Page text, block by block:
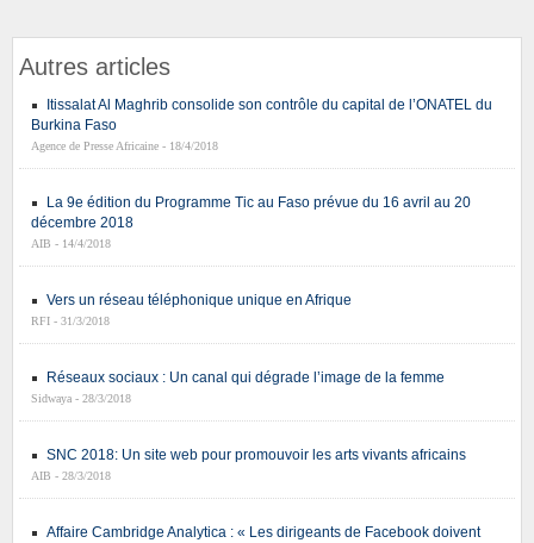
Autres articles
Itissalat Al Maghrib consolide son contrôle du capital de l’ONATEL du
Burkina Faso
Agence de Presse Africaine - 18/4/2018
La 9e édition du Programme Tic au Faso prévue du 16 avril au 20
décembre 2018
AIB - 14/4/2018
Vers un réseau téléphonique unique en Afrique
RFI - 31/3/2018
Réseaux sociaux : Un canal qui dégrade l’image de la femme
Sidwaya - 28/3/2018
SNC 2018: Un site web pour promouvoir les arts vivants africains
AIB - 28/3/2018
Affaire Cambridge Analytica : « Les dirigeants de Facebook doivent